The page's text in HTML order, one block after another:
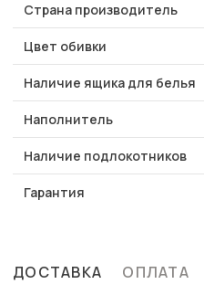
Страна производитель
Цвет обивки
Наличие ящика для белья
Наполнитель
Наличие подлокотников
Гарантия
ДОСТАВКА ОПЛАТА